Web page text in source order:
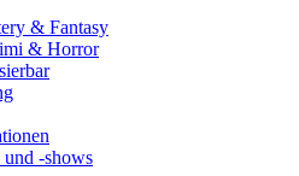
& Fantasy
& Horror
-shows